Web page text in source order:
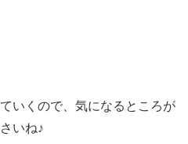
いくので、気になるところが
いね♪